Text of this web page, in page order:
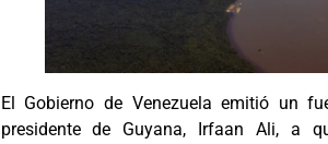
El Gobierno de Venezuela emitió un
presidente de Guyana, Irfaan Ali, a